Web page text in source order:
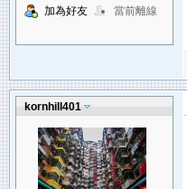
加為好友 當前離線
kornhill401